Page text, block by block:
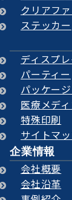
クリアフ
ステッカー
ディスプ
パーティー
パッケー
医療メデ
特殊印刷
サイトマ
企業情報
会社概要
会社沿革